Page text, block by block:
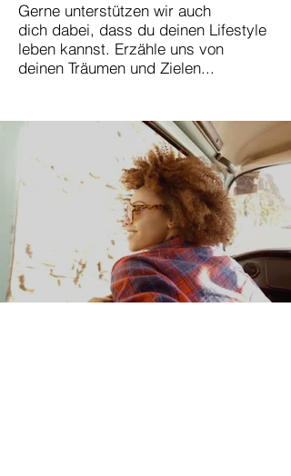
Gerne unterstützen wir auch
dich dabei, dass du deinen Lifestyle
leben kannst. Erzähle uns von
deinen Träumen und Zielen...